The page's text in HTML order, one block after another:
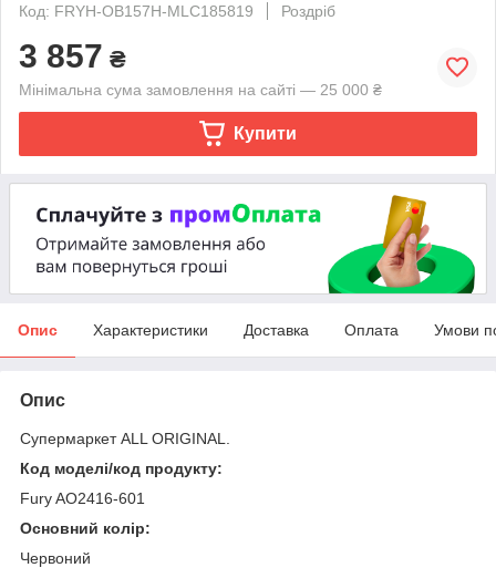
Код: FRYH-OB157H-MLC185819
Роздріб
3 857 ₴
Мінімальна сума замовлення на сайті — 25 000 ₴
Купити
Опис Характеристики Доставка Оплата Умови
Опис
Супермаркет ALL ORIGINAL.
Код моделі/код продукту:
Fury AO2416-601
Основний колір:
Червоний